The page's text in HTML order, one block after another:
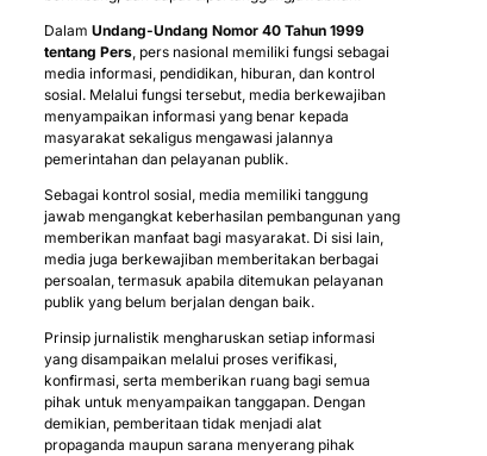
Dalam Undang-Undang Nomor 40 Tahun 1999
tentang Pers, pers nasional memiliki fungsi sebagai
media informasi, pendidikan, hiburan, dan kontrol
sosial. Melalui fungsi tersebut, media berkewajiban
menyampaikan informasi yang benar kepada
masyarakat sekaligus mengawasi jalannya
pemerintahan dan pelayanan publik.
Sebagai kontrol sosial, media memiliki tanggung
jawab mengangkat keberhasilan pembangunan yang
memberikan manfaat bagi masyarakat. Di sisi lain,
media juga berkewajiban memberitakan berbagai
persoalan, termasuk apabila ditemukan pelayanan
publik yang belum berjalan dengan baik.
Prinsip jurnalistik mengharuskan setiap informasi
yang disampaikan melalui proses verifikasi,
konfirmasi, serta memberikan ruang bagi semua
pihak untuk menyampaikan tanggapan. Dengan
demikian, pemberitaan tidak menjadi alat
propaganda maupun sarana menyerang pihak